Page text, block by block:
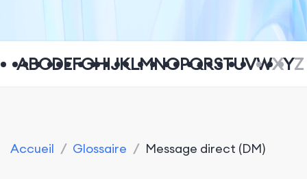
ABCDEFGHIJKLMNOPQRSTUVWXYZ
Accueil / Glossaire / Message direct (DM)